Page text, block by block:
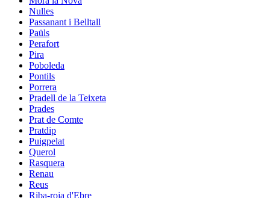
Nulles
Passanant i Belltall
Paüls
Perafort
Pira
Poboleda
Pontils
Porrera
Pradell de la Teixeta
Prades
Prat de Comte
Pratdip
Puigpelat
Querol
Rasquera
Renau
Reus
Riba-roja d'Ebre